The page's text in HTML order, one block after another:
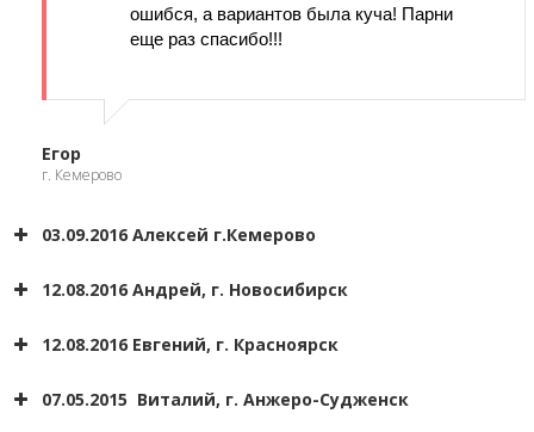
ошибся, а вариантов была куча! Парни
еще раз спасибо!!!
Егор
г. Кемерово
03.09.2016 Алексей г.Кемерово
12.08.2016 Андрей, г. Новосибирск
12.08.2016 Евгений, г. Красноярск
07.05.2015 Виталий, г. Анжеро-Судженск